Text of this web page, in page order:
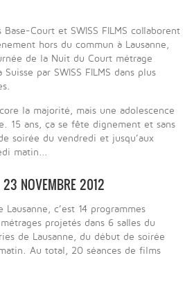
Court et SWISS FILMS collaborent
hors du commun à Lausanne,
de la Nuit du Court métrage
par SWISS FILMS dans plus
la majorité, mais une adolescence
15 ans, ça se fête dignement et sans
soirée du vendredi et jusqu’aux
matin...
NOVEMBRE 2012
c’est 14 programmes
projetés dans 6 salles du
de Lausanne, du début de soirée
Au total, 20 séances de films